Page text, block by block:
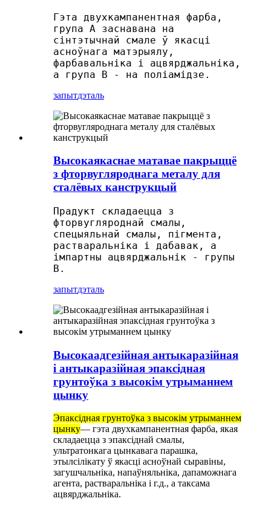
Гэта двухкампанентная фарба,
група А заснавана на
сінтэтычнай смале ў якасці
асноўнага матэрыялу,
фарбавальніка і ацвярджальніка,
а група В - на поліамідзе.
запытдэталь
Высокаякаснае матавае пакрыццё
з фторвугляроднага металу для
сталёвых канструкцый
Прадукт складаецца з
фторвугляроднай смалы,
спецыяльнай смалы, пігмента,
растваральніка і дабавак, а
імпартны ацвярджальнік - групы
B.
запытдэталь
Высокаадгезійная антыкаразійная
і антыкаразійная эпаксідная
грунтоўка з высокім утрыманнем
цынку
Эпаксідная грунтоўка з высокім утрыманнем
цынку— гэта двухкампанентная фарба, якая
складаецца з эпаксіднай смалы,
ультратонкага цынкавага парашка,
этылсілікату ў якасці асноўнай сыравіны,
загушчальніка, напаўняльніка, дапаможнага
агента, растваральніка і г.д., а таксама
ацвярджальніка.